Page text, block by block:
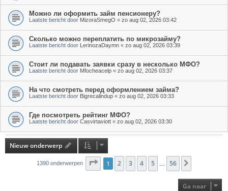
Можно ли оформить займ пенсионеру?
Laatste bericht door MizoraSmegO « zo aug 02, 2026 03:42
Сколько можно переплатить по микрозайму?
Laatste bericht door LerinozaDaymn « zo aug 02, 2026 03:39
Стоит ли подавать заявки сразу в несколько МФО?
Laatste bericht door Mfocheacelp « zo aug 02, 2026 03:37
На что смотреть перед оформлением займа?
Laatste bericht door Bigrecalindup « zo aug 02, 2026 03:33
Где посмотреть рейтинг МФО?
Laatste bericht door Casvirtaviott « zo aug 02, 2026 03:30
Nieuw onderwerp
1390 onderwerpen Pagina1 van 56
1 2 3 4 5 56
Ga naar